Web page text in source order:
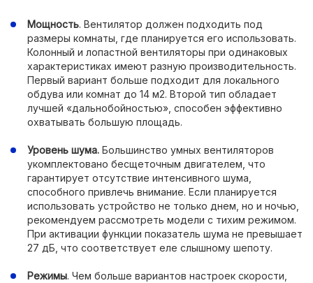
Мощность. Вентилятор должен подходить под
размеры комнаты, где планируется его использовать.
Колонный и лопастной вентиляторы при одинаковых
характеристиках имеют разную производительность.
Первый вариант больше подходит для локального
обдува или комнат до 14 м2. Второй тип обладает
лучшей «дальнобойностью», способен эффективно
охватывать большую площадь.
Уровень шума. Большинство умных вентиляторов
укомплектовано бесщеточным двигателем, что
гарантирует отсутствие интенсивного шума,
способного привлечь внимание. Если планируется
использовать устройство не только днем, но и ночью,
рекомендуем рассмотреть модели с тихим режимом.
При активации функции показатель шума не превышает
27 дБ, что соответствует еле слышному шепоту.
Режимы. Чем больше вариантов настроек скорости,